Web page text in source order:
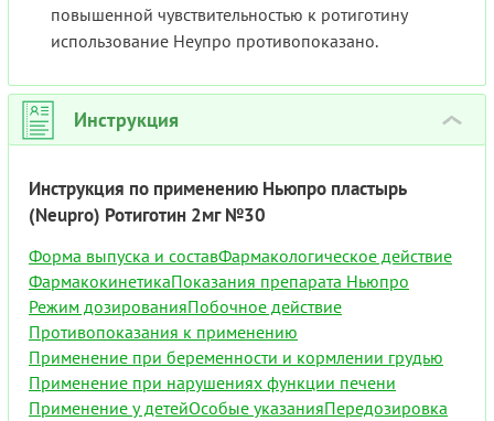
повышенной чувствительностью к ротиготину
использование Неупро противопоказано.
Инструкция ›
Инструкция по применению Ньюпро пластырь
(Neupro) Ротиготин 2мг №30
Форма выпуска и составФармакологическое действие
ФармакокинетикаПоказания препарата Ньюпро
Режим дозированияПобочное действие
Противопоказания к применению
Применение при беременности и кормлении грудью
Применение при нарушениях функции печени
Применение у детейОсобые указанияПередозировка